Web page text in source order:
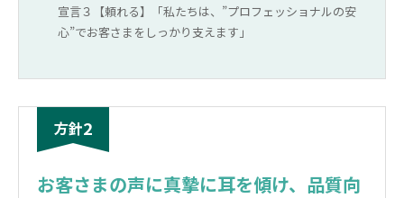
宣言３【頼れる】「私たちは、”プロフェッショナルの安
心”でお客さまをしっかり支えます」
方針2
お客さまの声に真摯に耳を傾け、品質向